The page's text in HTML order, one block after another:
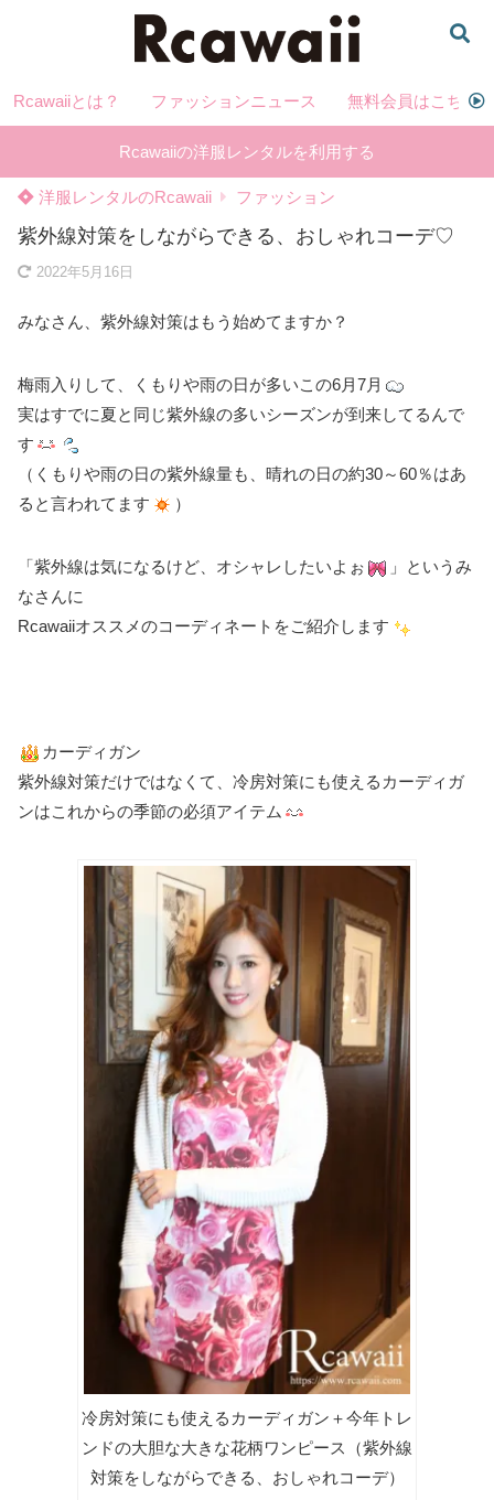
Rcawaiiとは？ ファッションニュース 無料会員はこちら
Rcawaiiの洋服レンタルを利用する
洋服レンタルのRcawaii ファッション
紫外線対策をしながらできる、おしゃれコーデ♡
2022年5月16日
みなさん、紫外線対策はもう始めてますか？
梅雨入りして、くもりや雨の日が多いこの6月7月
実はすでに夏と同じ紫外線の多いシーズンが到来してるんで
す
（くもりや雨の日の紫外線量も、晴れの日の約30～60％はあ
ると言われてます
）
「紫外線は気になるけど、オシャレしたいよぉ
」というみ
なさんに
Rcawaiiオススメのコーディネートをご紹介します
カーディガン
紫外線対策だけではなくて、冷房対策にも使えるカーディガ
ンはこれからの季節の必須アイテム
冷房対策にも使えるカーディガン＋今年トレ
ンドの大胆な大きな花柄ワンピース（紫外線
対策をしながらできる、おしゃれコーデ）